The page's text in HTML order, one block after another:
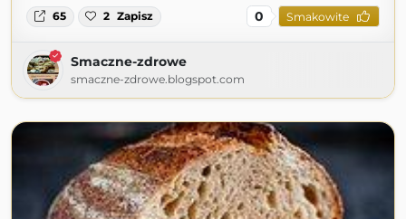
65 2 Zapisz 0 Smakowite
Smaczne-zdrowe
smaczne-zdrowe.blogspot.com